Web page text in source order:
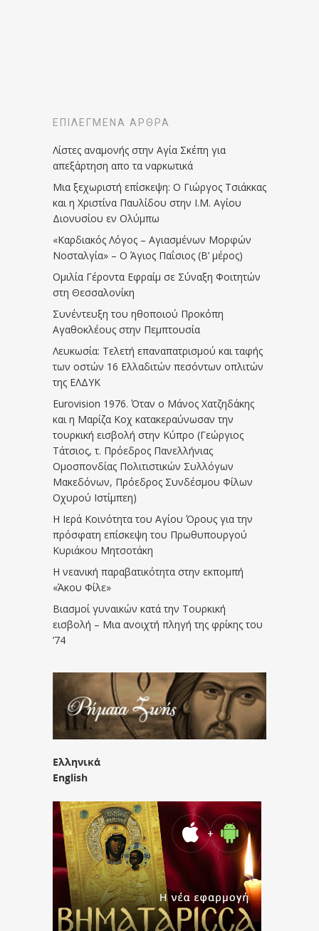
ΕΠΙΛΕΓΜΈΝΑ ΆΡΘΡΑ
Λίστες αναμονής στην Αγία Σκέπη για
απεξάρτηση απο τα ναρκωτικά
Μια ξεχωριστή επίσκεψη: Ο Γιώργος Τσιάκκας
και η Χριστίνα Παυλίδου στην Ι.Μ. Αγίου
Διονυσίου εν Ολύμπω
«Καρδιακός Λόγος – Αγιασμένων Μορφών
Νοσταλγία» – Ο Άγιος Παΐσιος (Β’ μέρος)
Ομιλία Γέροντα Εφραίμ σε Σύναξη Φοιτητών
στη Θεσσαλονίκη
Συνέντευξη του ηθοποιού Προκόπη
Αγαθοκλέους στην Πεμπτουσία
Λευκωσία: Τελετή επαναπατρισμού και ταφής
των οστών 16 Ελλαδιτών πεσόντων οπλιτών
της ΕΛΔΥΚ
Eurovision 1976. Όταν ο Μάνος Χατζηδάκης
και η Μαρίζα Κοχ κατακεραύνωσαν την
τουρκική εισβολή στην Κύπρο (Γεώργιος
Τάτσιος, τ. Πρόεδρος Πανελλήνιας
Ομοσπονδίας Πολιτιστικών Συλλόγων
Μακεδόνων, Πρόεδρος Συνδέσμου Φίλων
Οχυρού Ιστίμπεη)
Η Ιερά Κοινότητα του Αγίου Όρους για την
πρόσφατη επίσκεψη του Πρωθυπουργού
Κυριάκου Μητσοτάκη
Η νεανική παραβατικότητα στην εκπομπή
«Άκου Φίλε»
Βιασμοί γυναικών κατά την Τουρκική
εισβολή – Μια ανοιχτή πληγή της φρίκης του
’74
Ελληνικά
English